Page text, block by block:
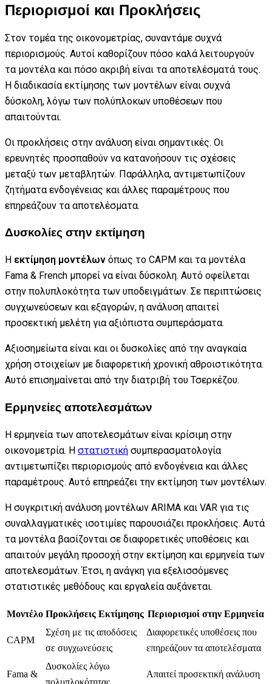
Περιορισμοί και Προκλήσεις
Στον τομέα της οικονομετρίας, συναντάμε συχνά
περιορισμούς. Αυτοί καθορίζουν πόσο καλά λειτουργούν
τα μοντέλα και πόσο ακριβή είναι τα αποτελέσματά τους.
Η διαδικασία εκτίμησης των μοντέλων είναι συχνά
δύσκολη, λόγω των πολύπλοκων υποθέσεων που
απαιτούνται.
Οι προκλήσεις στην ανάλυση είναι σημαντικές. Οι
ερευνητές προσπαθούν να κατανοήσουν τις σχέσεις
μεταξύ των μεταβλητών. Παράλληλα, αντιμετωπίζουν
ζητήματα ενδογένειας και άλλες παραμέτρους που
επηρεάζουν τα αποτελέσματα.
Δυσκολίες στην εκτίμηση
Η εκτίμηση μοντέλων όπως το CAPM και τα μοντέλα
Fama & French μπορεί να είναι δύσκολη. Αυτό οφείλεται
στην πολυπλοκότητα των υποδειγμάτων. Σε περιπτώσεις
συγχωνεύσεων και εξαγορών, η ανάλυση απαιτεί
προσεκτική μελέτη για αξιόπιστα συμπεράσματα.
Αξιοσημείωτα είναι και οι δυσκολίες από την αναγκαία
χρήση στοιχείων με διαφορετική χρονική αθροιστικότητα.
Αυτό επισημαίνεται από την διατριβή του Τσερκέζου.
Ερμηνείες αποτελεσμάτων
Η ερμηνεία των αποτελεσμάτων είναι κρίσιμη στην
οικονομετρία. Η στατιστική συμπερασματολογία
αντιμετωπίζει περιορισμούς από ενδογένεια και άλλες
παραμέτρους. Αυτό επηρεάζει την εκτίμηση των μοντέλων.
Η συγκριτική ανάλυση μοντέλων ARIMA και VAR για τις
συναλλαγματικές ισοτιμίες παρουσιάζει προκλήσεις. Αυτά
τα μοντέλα βασίζονται σε διαφορετικές υποθέσεις και
απαιτούν μεγάλη προσοχή στην εκτίμηση και ερμηνεία των
αποτελεσμάτων. Έτσι, η ανάγκη για εξελισσόμενες
στατιστικές μεθόδους και εργαλεία αυξάνεται.
Μοντέλο Προκλήσεις Εκτίμησης Περιορισμοί στην Ερμηνεία
CAPM
Σχέση με τις αποδόσεις
σε συγχωνεύσεις
Διαφορετικές υποθέσεις που
επηρεάζουν τα αποτελέσματα
Fama &
Δυσκολίες λόγω
πολυπλοκότητας
Απαιτεί προσεκτική ανάλυση